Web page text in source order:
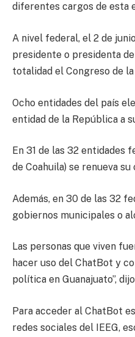
diferentes cargos de esta
A nivel federal, el 2 de
presidente o presidenta
totalidad el Congreso de la
Ocho entidades del país
entidad de la República a
En 31 de las 32 entidades
de Coahuila) se renueva
Además, en 30 de las 32
gobiernos municipales o
Las personas que viven
hacer uso del ChatBot y
política en Guanajuato”,
Para acceder al ChatBot
redes sociales del IEEG,